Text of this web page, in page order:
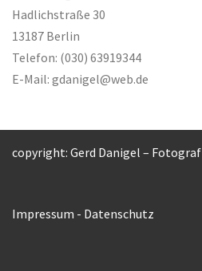
Hadlichstraße 30
13187 Berlin
Telefon: (030) 63919344
E-Mail: gdanigel@web.de
copyright: Gerd Danigel – Fotograf
Impressum - Datenschutz